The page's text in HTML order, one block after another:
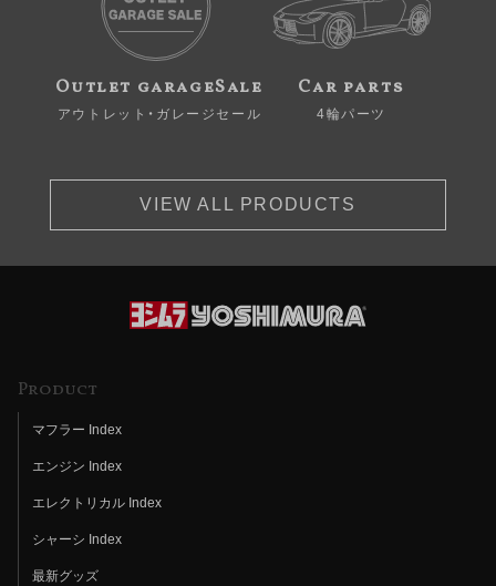
Outlet garageSale
アウトレット・ガレージセール
Car parts
4輪パーツ
VIEW ALL PRODUCTS
Product
マフラー Index
エンジン Index
エレクトリカル Index
シャーシ Index
最新グッズ